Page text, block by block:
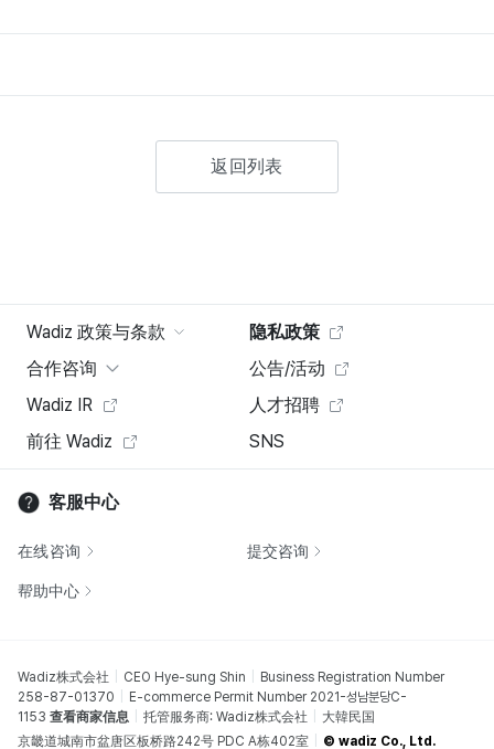
返回列表
Wadiz 政策与条款
隐私政策
合作咨询
公告/活动
Wadiz IR
人才招聘
前往 Wadiz
SNS
客服中心
在线咨询 提交咨询
帮助中心
Wadiz株式会社 CEO Hye-sung Shin
Business Registration Number
258-87-01370
E-commerce Permit Number 2021-성남분당C-
1153 查看商家信息 托管服务商: Wadiz株式会社
大韓民国
京畿道城南市盆唐区板桥路242号 PDC A栋402室
© wadiz Co., Ltd.